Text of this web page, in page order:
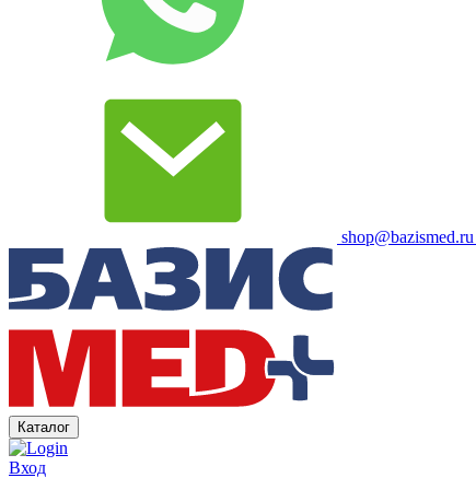
shop@bazismed.ru
Каталог
Вход